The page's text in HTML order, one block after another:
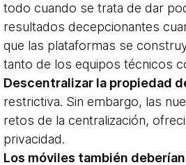
todo cuando se trata de dar
resultados decepcionantes
que las plataformas se
tanto de los equipos técnicos
Descentralizar la propiedad
restrictiva. Sin embargo, las
retos de la centralización,
privacidad.
Los móviles también